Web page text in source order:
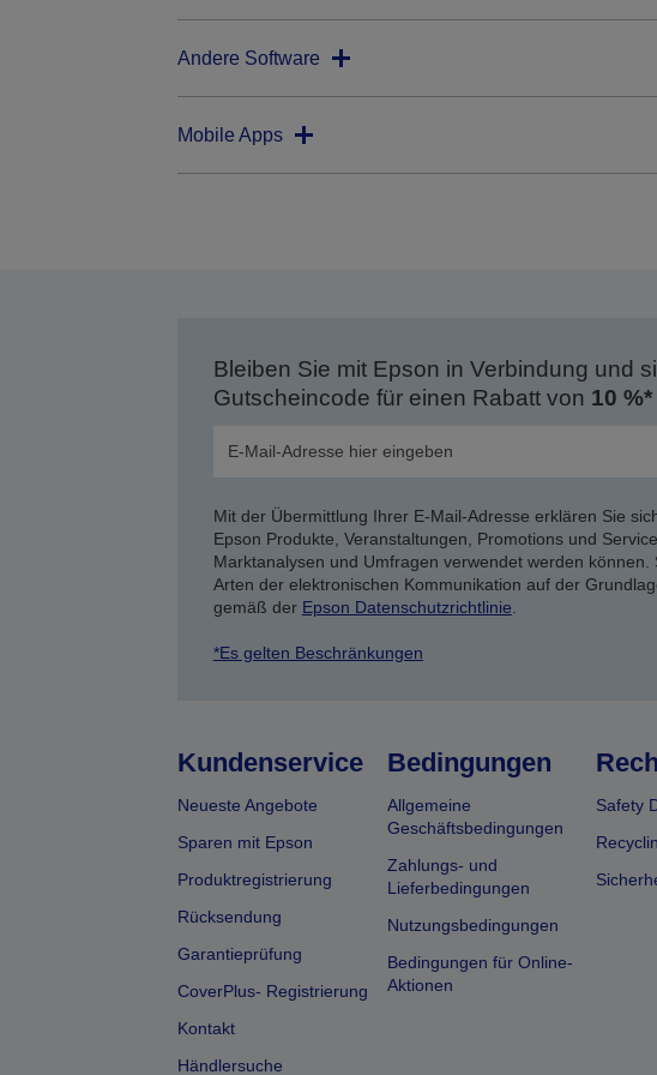
Andere Software
Mobile Apps
Bleiben Sie mit Epson in Verbindung und
Gutscheincode für einen Rabatt von 10 %*
Mit der Übermittlung Ihrer E-Mail-Adresse erklären Sie
Epson Produkte, Veranstaltungen, Promotions und
Marktanalysen und Umfragen verwendet werden
Arten der elektronischen Kommunikation auf der
gemäß der Epson Datenschutzrichtlinie.
*Es gelten Beschränkungen
Kundenservice
Neueste Angebote
Sparen mit Epson
Produktregistrierung
Rücksendung
Garantieprüfung
CoverPlus- Registrierung
Kontakt
Händlersuche
Bedingungen
Allgemeine
Geschäftsbedingungen
Zahlungs- und
Lieferbedingungen
Nutzungsbedingungen
Bedingungen für Online-
Aktionen
Safety